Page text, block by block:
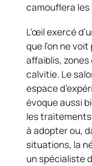
camouflera les
L’œil exercé
que l’on ne
affaiblis,
calvitie. Le
espace
évoque aussi
les
à adopter ou,
situations, la
un spécialiste